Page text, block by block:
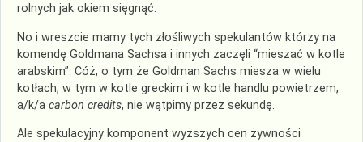
rolnych jak okiem sięgnąć.
No i wreszcie mamy tych złośliwych spekulantów którzy na
komendę Goldmana Sachsa i innych zaczęli “mieszać w kotle
arabskim”. Cóż, o tym że Goldman Sachs miesza w wielu
kotłach, w tym w kotle greckim i w kotle handlu powietrzem,
a/k/a carbon credits, nie wątpimy przez sekundę.
Ale spekulacyjny komponent wyższych cen żywności